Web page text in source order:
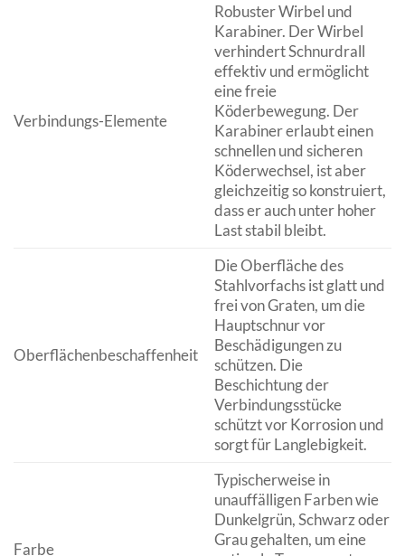
Verbindungs-Elemente
Robuster Wirbel und
Karabiner. Der Wirbel
verhindert Schnurdrall
effektiv und ermöglicht
eine freie
Köderbewegung. Der
Karabiner erlaubt einen
schnellen und sicheren
Köderwechsel, ist aber
gleichzeitig so konstruiert,
dass er auch unter hoher
Last stabil bleibt.
Oberflächenbeschaffenheit
Die Oberfläche des
Stahlvorfachs ist glatt und
frei von Graten, um die
Hauptschnur vor
Beschädigungen zu
schützen. Die
Beschichtung der
Verbindungsstücke
schützt vor Korrosion und
sorgt für Langlebigkeit.
Farbe
Typischerweise in
unauffälligen Farben wie
Dunkelgrün, Schwarz oder
Grau gehalten, um eine